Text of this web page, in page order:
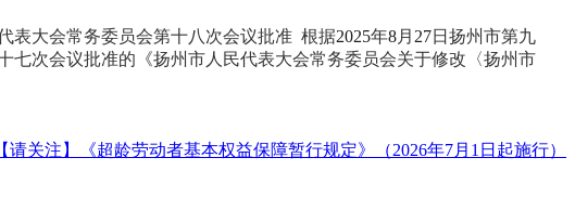
表大会常务委员会第十八次会议批准 根据2025年8月 27日扬州市第九
七次会议批准的《扬州市人民代表大会常务委员会关于修改〈扬州市
【请关注】《超龄劳动者基本权益保障暂行规定》（2026年7月1日起施行）